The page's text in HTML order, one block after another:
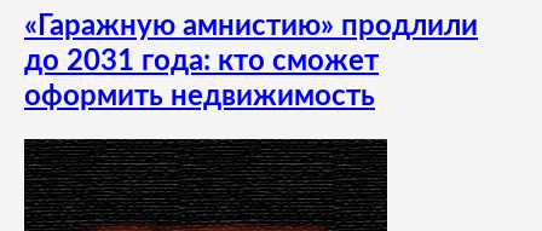
«Гаражную амнистию» продлили
до 2031 года: кто сможет
оформить недвижимость